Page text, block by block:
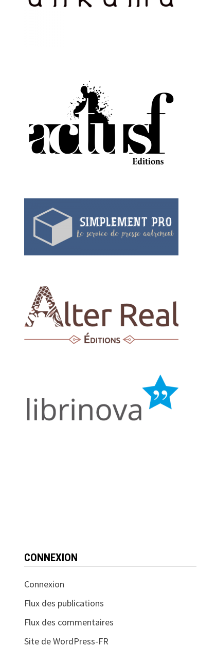
CONNEXION
Connexion
Flux des publications
Flux des commentaires
Site de WordPress-FR